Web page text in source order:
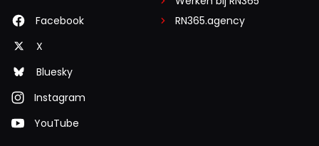
Facebook
X
Bluesky
Instagram
YouTube
RN365.agency